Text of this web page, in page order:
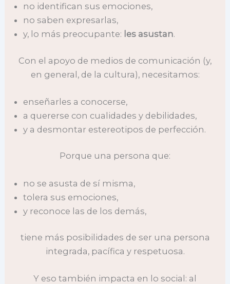
no identifican sus emociones,
no saben expresarlas,
y, lo más preocupante: les asustan.
Con el apoyo de medios de comunicación (y,
en general, de la cultura), necesitamos:
enseñarles a conocerse,
a quererse con cualidades y debilidades,
y a desmontar estereotipos de perfección.
Porque una persona que:
no se asusta de sí misma,
tolera sus emociones,
y reconoce las de los demás,
tiene más posibilidades de ser una persona
integrada, pacífica y respetuosa.
Y eso también impacta en lo social: al